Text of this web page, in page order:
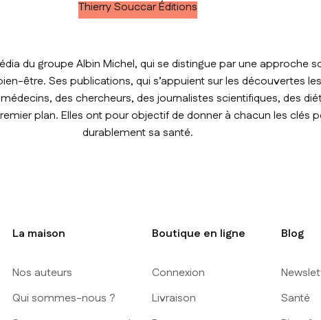
Thierry Souccar Éditions
du groupe Albin Michel, qui se distingue par une approche
être. Ses publications, qui s’appuient sur les découvertes
des chercheurs, des journalistes scientifiques, des
plan. Elles ont pour objectif de donner à chacun les clés
durablement sa santé.
La maison
Nos auteurs
Qui sommes-nous ?
Boutique en ligne
Connexion
Livraison
Blog
Santé